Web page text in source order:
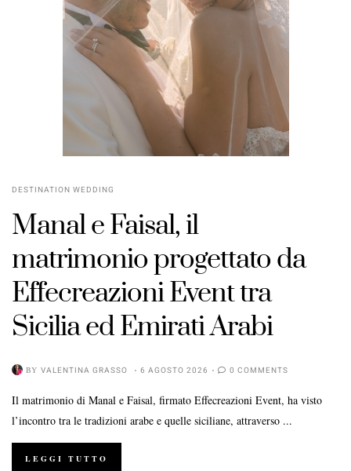
DESTINATION WEDDING
Manal e Faisal, il
matrimonio progettato da
Effecreazioni Event tra
Sicilia ed Emirati Arabi
BY VALENTINA GRASSO 6 AGOSTO 2026 0 COMMENTS
Il matrimonio di Manal e Faisal, firmato Effecreazioni Event, ha visto
l’incontro tra le tradizioni arabe e quelle siciliane, attraverso ...
LEGGI TUTTO
POSTED
ON